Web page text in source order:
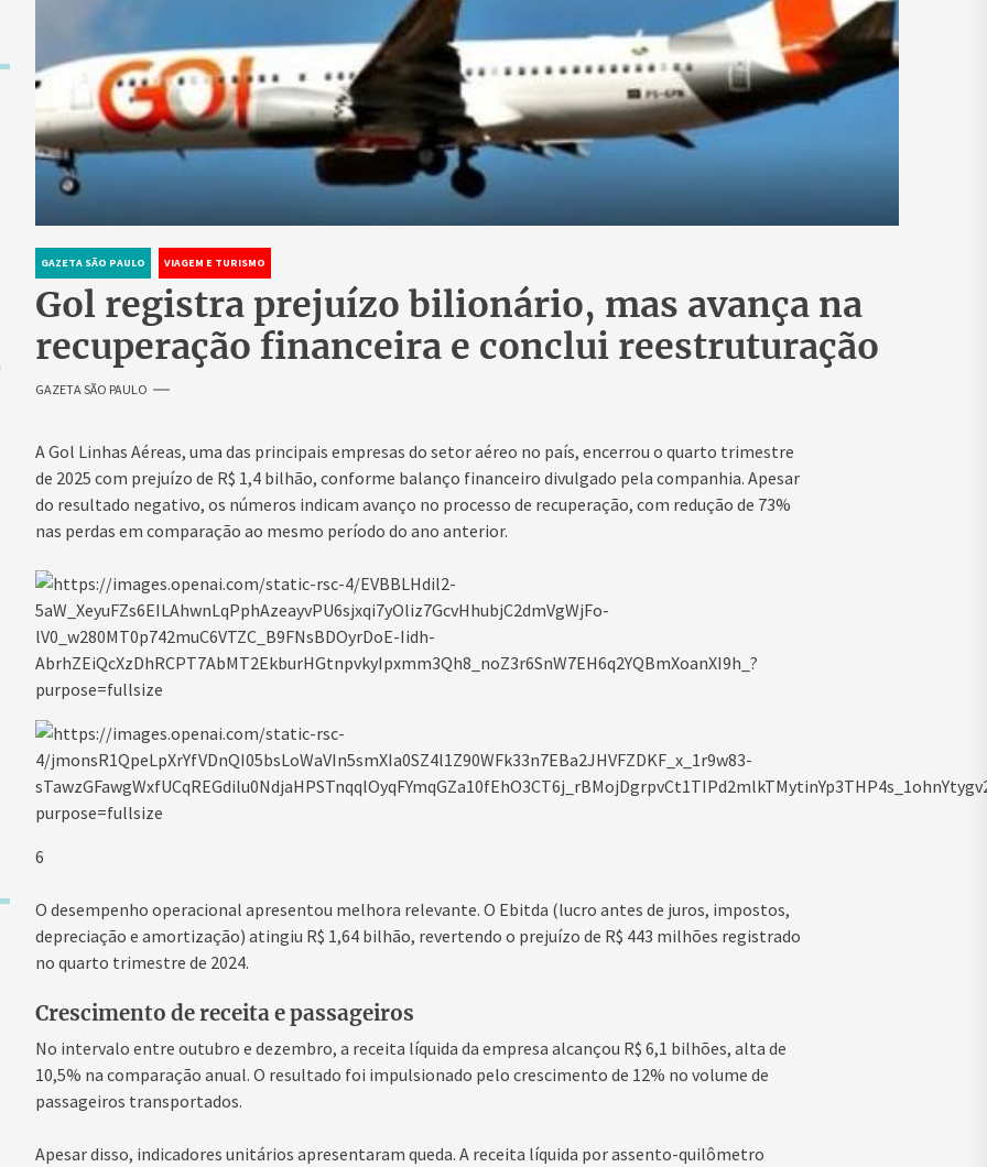
GAZETA SÃO PAULO VIAGEM E TURISMO
Gol registra prejuízo bilionário, mas avança na
recuperação financeira e conclui reestruturação
GAZETA SÃO PAULO
A Gol Linhas Aéreas, uma das principais empresas do setor aéreo no país, encerrou o quarto trimestre
de 2025 com prejuízo de R$ 1,4 bilhão, conforme balanço financeiro divulgado pela companhia. Apesar
do resultado negativo, os números indicam avanço no processo de recuperação, com redução de 73%
nas perdas em comparação ao mesmo período do ano anterior.
6
O desempenho operacional apresentou melhora relevante. O Ebitda (lucro antes de juros, impostos,
depreciação e amortização) atingiu R$ 1,64 bilhão, revertendo o prejuízo de R$ 443 milhões registrado
no quarto trimestre de 2024.
Crescimento de receita e passageiros
No intervalo entre outubro e dezembro, a receita líquida da empresa alcançou R$ 6,1 bilhões, alta de
10,5% na comparação anual. O resultado foi impulsionado pelo crescimento de 12% no volume de
passageiros transportados.
Apesar disso, indicadores unitários apresentaram queda. A receita líquida por assento-quilômetro